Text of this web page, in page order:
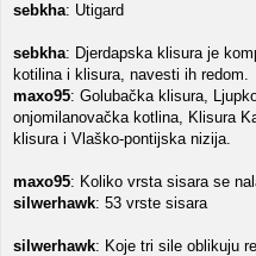
sebkha: Utigard
sebkha: Djerdapska klisura je
kotilina i klisura, navesti ih redom.
maxo95: Golubačka klisura,
onjomilanovačka kotlina, Klisura
klisura i Vlaško-pontijska nizija.
maxo95: Koliko vrsta sisara se
silwerhawk: 53 vrste sisara
silwerhawk: Koje tri sile oblikuju